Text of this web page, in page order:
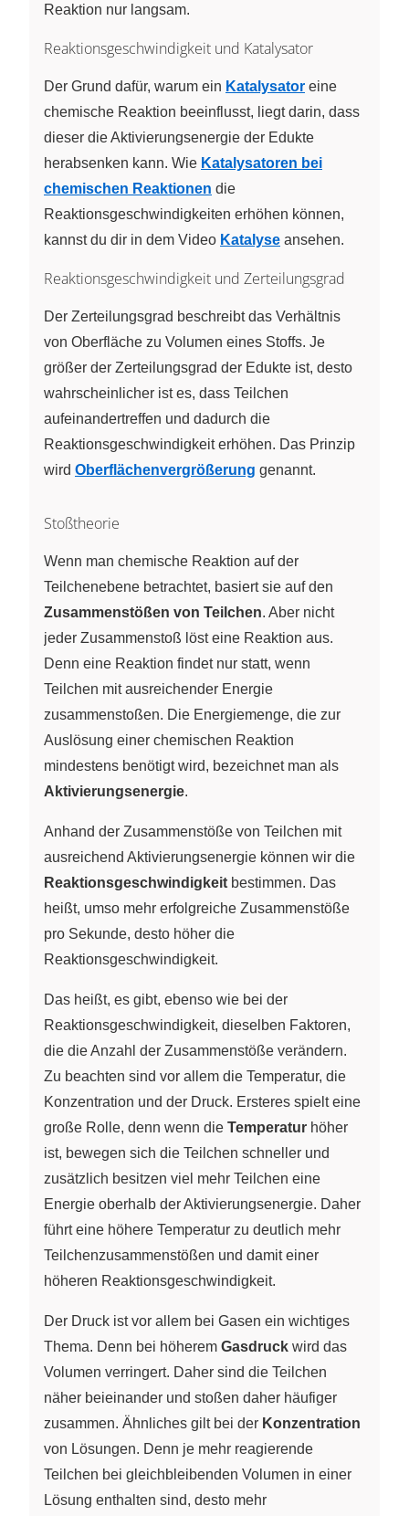
Reaktion nur langsam.
Reaktionsgeschwindigkeit und Katalysator
Der Grund dafür, warum ein Katalysator eine
chemische Reaktion beeinflusst, liegt darin, dass
dieser die Aktivierungsenergie der Edukte
herabsenken kann. Wie Katalysatoren bei
chemischen Reaktionen die
Reaktionsgeschwindigkeiten erhöhen können,
kannst du dir in dem Video Katalyse ansehen.
Reaktionsgeschwindigkeit und Zerteilungsgrad
Der Zerteilungsgrad beschreibt das Verhältnis
von Oberfläche zu Volumen eines Stoffs. Je
größer der Zerteilungsgrad der Edukte ist, desto
wahrscheinlicher ist es, dass Teilchen
aufeinandertreffen und dadurch die
Reaktionsgeschwindigkeit erhöhen. Das Prinzip
wird Oberflächenvergrößerung genannt.
Stoßtheorie
Wenn man chemische Reaktion auf der
Teilchenebene betrachtet, basiert sie auf den
Zusammenstößen von Teilchen. Aber nicht
jeder Zusammenstoß löst eine Reaktion aus.
Denn eine Reaktion findet nur statt, wenn
Teilchen mit ausreichender Energie
zusammenstoßen. Die Energiemenge, die zur
Auslösung einer chemischen Reaktion
mindestens benötigt wird, bezeichnet man als
Aktivierungsenergie.
Anhand der Zusammenstöße von Teilchen mit
ausreichend Aktivierungsenergie können wir die
Reaktionsgeschwindigkeit bestimmen. Das
heißt, umso mehr erfolgreiche Zusammenstöße
pro Sekunde, desto höher die
Reaktionsgeschwindigkeit.
Das heißt, es gibt, ebenso wie bei der
Reaktionsgeschwindigkeit, dieselben Faktoren,
die die Anzahl der Zusammenstöße verändern.
Zu beachten sind vor allem die Temperatur, die
Konzentration und der Druck. Ersteres spielt eine
große Rolle, denn wenn die Temperatur höher
ist, bewegen sich die Teilchen schneller und
zusätzlich besitzen viel mehr Teilchen eine
Energie oberhalb der Aktivierungsenergie. Daher
führt eine höhere Temperatur zu deutlich mehr
Teilchenzusammenstößen und damit einer
höheren Reaktionsgeschwindigkeit.
Der Druck ist vor allem bei Gasen ein wichtiges
Thema. Denn bei höherem Gasdruck wird das
Volumen verringert. Daher sind die Teilchen
näher beieinander und stoßen daher häufiger
zusammen. Ähnliches gilt bei der Konzentration
von Lösungen. Denn je mehr reagierende
Teilchen bei gleichbleibenden Volumen in einer
Lösung enthalten sind, desto mehr